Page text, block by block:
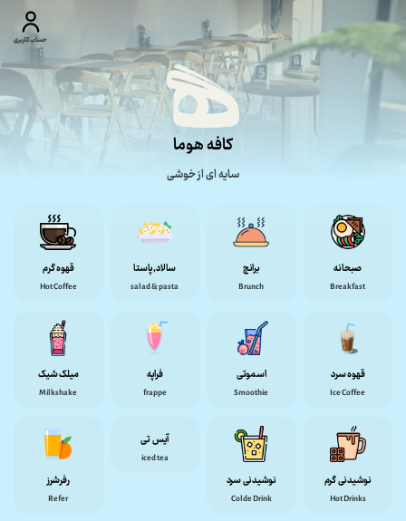
حساب کاربری
کافه هوما
سایه ای از خوشی
صبحانه
Breakfast
برانچ
‌Brunch
سالاد,پاستا
salad & pasta
قهوه گرم
Hot Coffee
قهوه سرد
Ice Coffee
اسموتی
Smoothie
فراپه
frappe
میلک شیک
Milkshake
نوشیدنی گرم
Hot Drinks
نوشیدنی سرد
Colde Drink
آیس تی
iced tea
رفرشرز
Refer